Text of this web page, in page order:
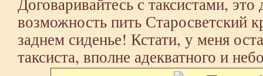
возможность пить Старосветский
заднем сиденье! Кстати, у меня
таксиста, вполне адекватного и